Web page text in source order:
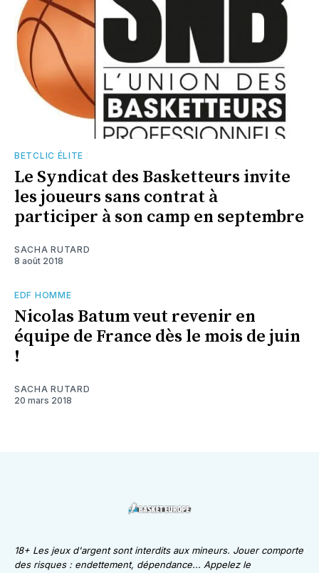
BETCLIC ÉLITE
Le Syndicat des Basketteurs invite
les joueurs sans contrat à
participer à son camp en septembre
SACHA RUTARD
8 août 2018
EDF HOMME
Nicolas Batum veut revenir en
équipe de France dès le mois de juin
!
SACHA RUTARD
20 mars 2018
18+ Les jeux d'argent sont interdits aux mineurs. Jouer comporte
des risques : endettement, dépendance... Appelez le